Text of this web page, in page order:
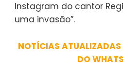
Instagram do cantor
uma invasão”.
NOTÍCIAS
DO